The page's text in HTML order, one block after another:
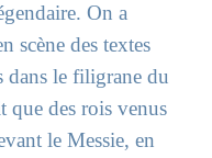
On a
scène des textes
le filigrane du
que des rois venus
le Messie, en